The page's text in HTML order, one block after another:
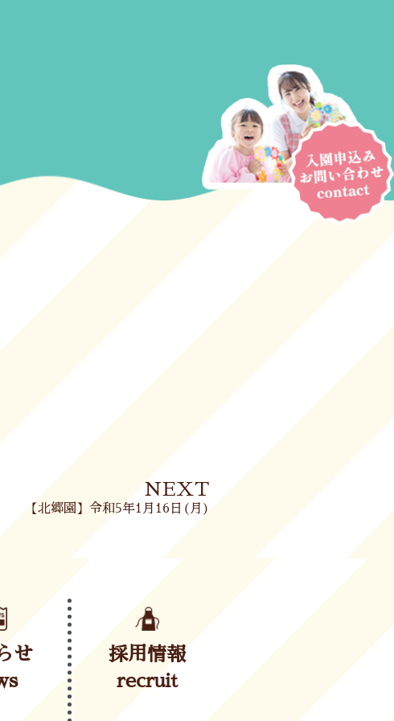
NEXT
【北郷園】令和5年1月16日(月)
せ
採用情報
recruit